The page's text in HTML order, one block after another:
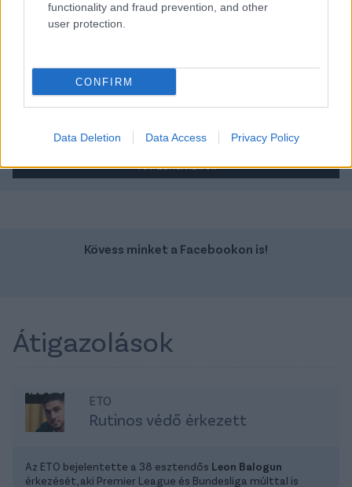
functionality and fraud prevention, and other
user protection.
CONFIRM
Data Deletion Data Access Privacy Policy
Szín: Sötétszürke (metál)
Üzemanyag: Elektromos
13 699 000 Ft
TOVÁBBI AJÁNLATOK
Kövess minket a Facebookon is!
Átigazolások
ETO
Rutinos védő érkezett
Az ETO bejelentette a 38 esztendős Leon Balogun
érkezését, aki Premier League és Bundesliga múlttal is